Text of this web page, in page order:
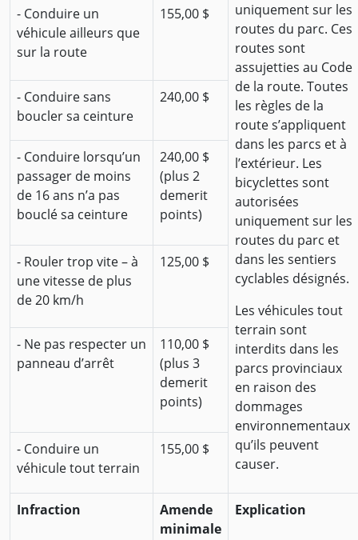
uniquement sur les
routes du parc. Ces
routes sont
assujetties au Code
de la route. Toutes
les règles de la
route s’appliquent
dans les parcs et à
l’extérieur. Les
bicyclettes sont
autorisées
uniquement sur les
routes du parc et
dans les sentiers
cyclables désignés.
Les véhicules tout
terrain sont
interdits dans les
parcs provinciaux
en raison des
dommages
environnementaux
qu’ils peuvent
causer.
- Conduire un
véhicule ailleurs que
sur la route
155,00 $
- Conduire sans
boucler sa ceinture
240,00 $
- Conduire lorsqu’un
passager de moins
de 16 ans n’a pas
bouclé sa ceinture
240,00 $
(plus 2
demerit
points)
- Rouler trop vite – à
une vitesse de plus
de 20 km/h
125,00 $
- Ne pas respecter un
panneau d’arrêt
110,00 $
(plus 3
demerit
points)
- Conduire un
véhicule tout terrain
155,00 $
Infraction
Amende
minimale
Explication